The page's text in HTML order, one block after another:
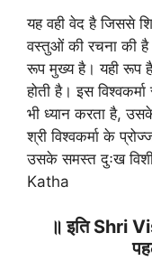
यह वही वेद है जिससे
वस्तुओं की रचना की
रूप मुख्य है। यही रूप है
होती है। इस
भी ध्यान करता है,
श्री विश्वकर्मा के
उसके समस्त दुःख
Katha
॥ इति Shri